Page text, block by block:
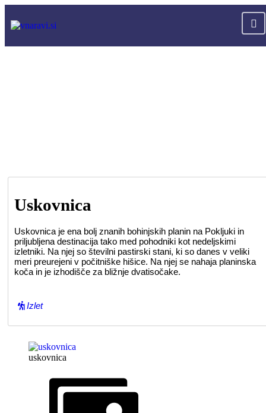
Uskovnica
Uskovnica je ena bolj znanih bohinjskih planin na Pokljuki in
priljubljena destinacija tako med pohodniki kot nedeljskimi
izletniki. Na njej so številni pastirski stani, ki so danes v veliki
meri preurejeni v počitniške hišice. Na njej se nahaja planinska
koča in je izhodišče za bližnje dvatisočake.
Izlet
uskovnica